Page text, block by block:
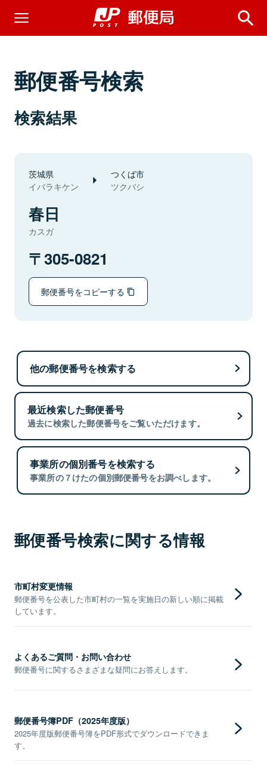
郵便番号検索
検索結果
茨城県
イバラキケン
つくば市
ツクバシ
春日
カスガ
305-0821
郵便番号をコピーする
他の郵便番号を検索する
最近検索した郵便番号
過去に検索した郵便番号をご覧いただけます。
事業所の個別番号を検索する
事業所の７けたの個別郵便番号をお調べします。
郵便番号検索に関する情報
市町村変更情報
郵便番号を公表した市町村の一覧を実施日の新しい順に掲載
しています。
よくあるご質問・お問い合わせ
郵便番号に関するさまざまな疑問にお答えします。
郵便番号簿PDF（2025年度版）
2025年度版郵便番号簿をPDF形式でダウンロードできま
す。